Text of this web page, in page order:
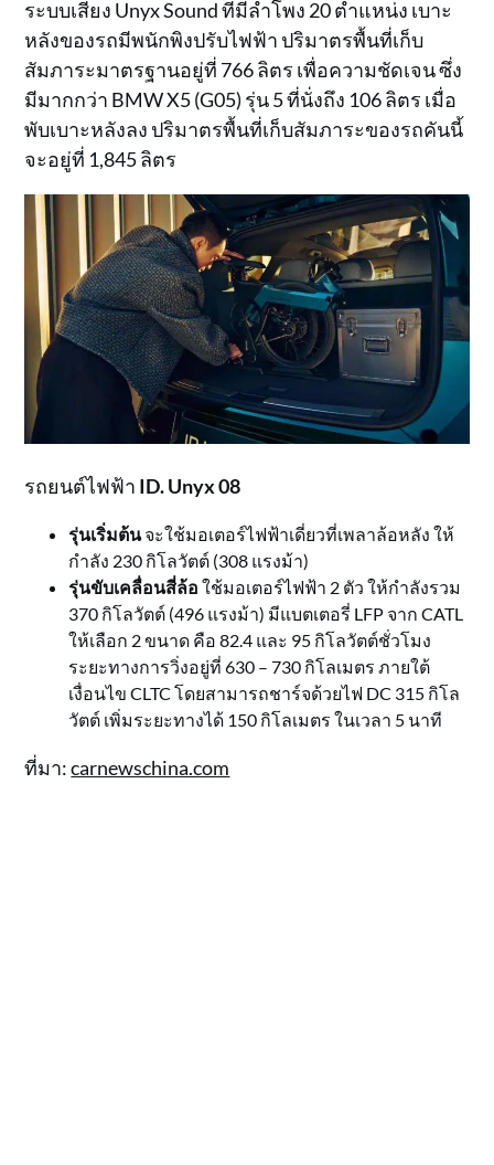
ระบบเสียง Unyx Sound ที่มีลำโพง 20 ตำแหน่ง เบาะ
หลังของรถมีพนักพิงปรับไฟฟ้า ปริมาตรพื้นที่เก็บ
สัมภาระมาตรฐานอยู่ที่ 766 ลิตร เพื่อความชัดเจน ซึ่ง
มีมากกว่า BMW X5 (G05) รุ่น 5 ที่นั่งถึง 106 ลิตร เมื่อ
พับเบาะหลังลง ปริมาตรพื้นที่เก็บสัมภาระของรถคันนี้
จะอยู่ที่ 1,845 ลิตร
รถยนต์ไฟฟ้า ID. Unyx 08
รุ่นเริ่มต้นจะใช้มอเตอร์ไฟฟ้าเดี่ยวที่เพลาล้อหลัง ให้
กำลัง 230 กิโลวัตต์ (308 แรงม้า)
รุ่นขับเคลื่อนสี่ล้อ ใช้มอเตอร์ไฟฟ้า 2 ตัว ให้กำลังรวม
370 กิโลวัตต์ (496 แรงม้า) มีแบตเตอรี่ LFP จาก CATL
ให้เลือก 2 ขนาด คือ 82.4 และ 95 กิโลวัตต์ชั่วโมง
ระยะทางการวิ่งอยู่ที่ 630 – 730 กิโลเมตร ภายใต้
เงื่อนไข CLTC โดยสามารถชาร์จด้วยไฟ DC 315 กิโล
วัตต์ เพิ่มระยะทางได้ 150 กิโลเมตร ในเวลา 5 นาที
ที่มา:carnewschina.com